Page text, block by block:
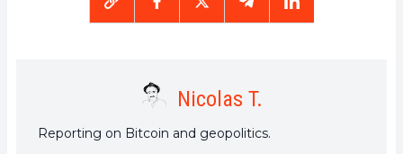
Nicolas T.
Reporting on Bitcoin and geopolitics.